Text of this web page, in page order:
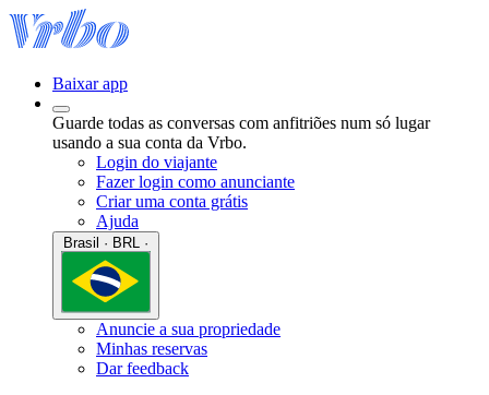
Baixar app
Guarde todas as conversas com anfitriões num só lugar
usando a sua conta da Vrbo.
Login do viajante
Fazer login como anunciante
Criar uma conta grátis
Ajuda
Anuncie a sua propriedade
Minhas reservas
Dar feedback